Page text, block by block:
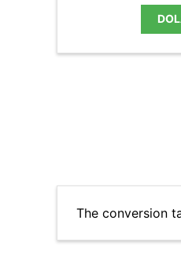
The conversion